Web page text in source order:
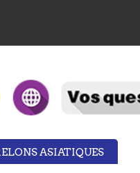
ASIATIQUES